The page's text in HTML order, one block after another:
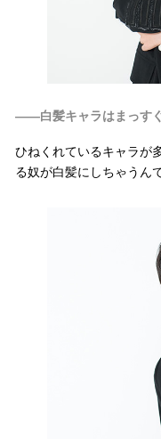
――白髪キャラはまっすぐ
ひねくれているキャラが
る奴が白髪にしちゃうん